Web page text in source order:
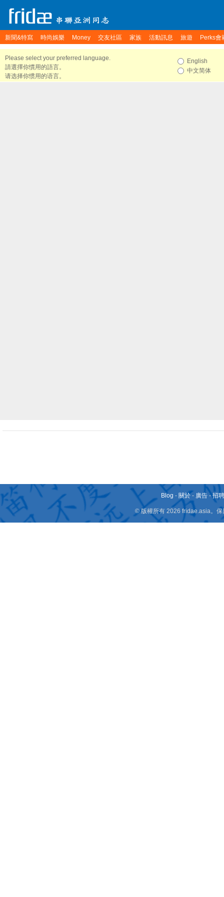
新聞&特寫 時尚娛樂 Money 交友社區 家族 活動訊息 旅遊 Perks會
Please select your preferred language.
請選擇你慣用的語言。
请选择你惯用的语言。
English
中文简体
Blog - 關於 - 廣告 -招
© 版權所有 2026 fridae.asia。